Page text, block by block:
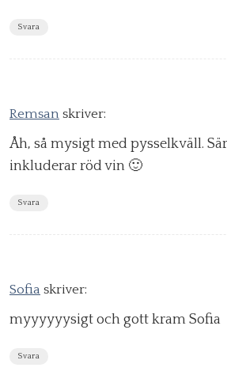
Svara
Remsan skriver:
Åh, så mysigt med pysselkväll.
inkluderar röd vin 🙂
Svara
Sofia skriver:
myyyyyysigt och gott kram Sofia
Svara